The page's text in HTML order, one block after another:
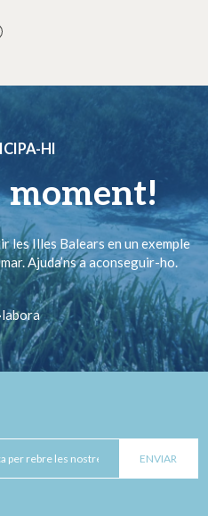
HI
moment!
les Illes Balears en un exemple
Ajuda’ns a aconseguir-ho.